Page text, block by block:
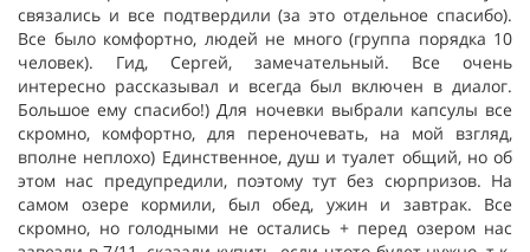
связались и все подтвердили (за это отдельное спасибо).
Все было комфортно, людей не много (группа порядка 10
человек). Гид, Сергей, замечательный. Все очень
интересно рассказывал и всегда был включен в диалог.
Большое ему спасибо!) Для ночевки выбрали капсулы все
скромно, комфортно, для переночевать, на мой взгляд,
вполне неплохо) Единственное, душ и туалет общий, но об
этом нас предупредили, поэтому тут без сюрпризов. На
самом озере кормили, был обед, ужин и завтрак. Все
скромно, но голодными не остались + перед озером нас